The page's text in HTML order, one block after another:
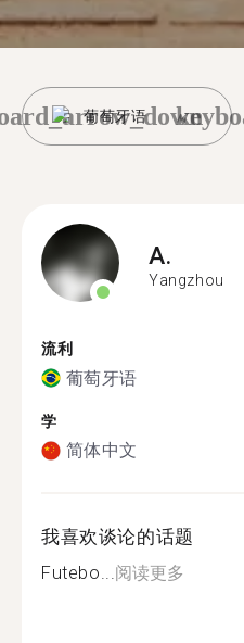
葡萄牙语
A.
Yangzhou
流利
葡萄牙语
学
简体中文
我喜欢谈论的话题
Futebo...阅读更多